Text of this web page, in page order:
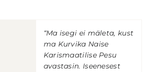
“Ma isegi ei mäleta, kust
ma Kurvika Naise
Karismaatilise Pesu
avastasin. Iseenesest